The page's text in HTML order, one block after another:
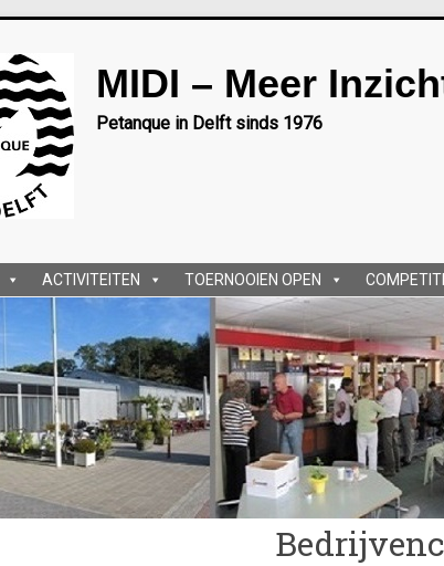
MIDI – Meer
Petanque in Delft sinds 1976
ACTIVITEITEN TOERNOOIEN OPEN